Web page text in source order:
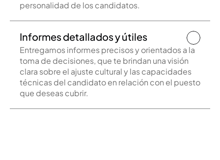
Informes detallados y útiles
Entregamos informes precisos y orientados a la
toma de decisiones, que te brindan una visión
clara sobre el ajuste cultural y las capacidades
técnicas del candidato en relación con el puesto